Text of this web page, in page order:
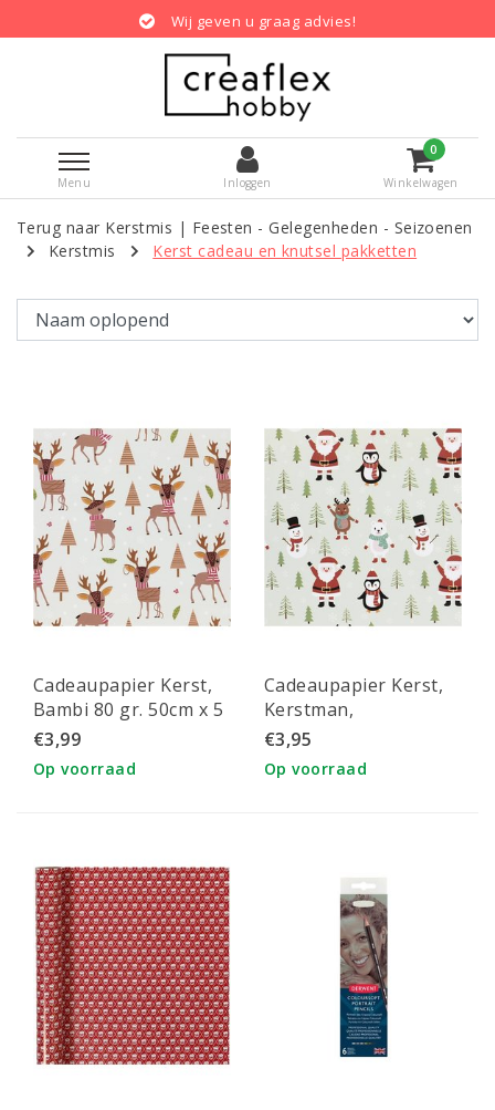
geven u graag advies!
Menu Inloggen
0
Winkelwagen
Terug naar Kerstmis | Feesten - Gelegenheden - Seizoenen
Kerstmis
Kerst cadeau en knutsel pakketten
Cadeaupapier Kerst,
Bambi 80 gr. 50cm x 5
mtr
€3,99
Op voorraad
Cadeaupapier Kerst,
Kerstman,
Sneeuwman, Rendier
80 gr. 50cm x 5 mtr
€3,95
Op voorraad